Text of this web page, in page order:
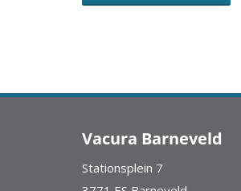
Vacura Barneveld
Stationsplein 7